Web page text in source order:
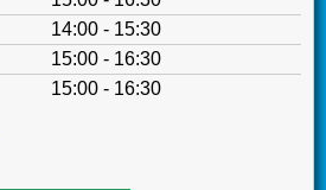
14:00 - 15:30
15:00 - 16:30
15:00 - 16:30